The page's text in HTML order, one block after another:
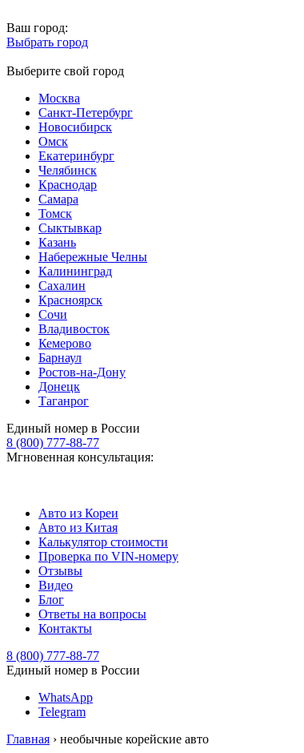
Ваш город:
Выбрать город
Выберите свой город
Москва
Санкт-Петербург
Новосибирск
Омск
Екатеринбург
Челябинск
Краснодар
Самара
Томск
Сыктывкар
Казань
Набережные Челны
Калининград
Сахалин
Красноярск
Сочи
Владивосток
Кемерово
Барнаул
Ростов-на-Дону
Донецк
Таганрог
Единый номер в России
8 (800) 777-88-77
Мгновенная консультация:
Авто из Кореи
Авто из Китая
Калькулятор стоимости
Проверка по VIN-номеру
Отзывы
Видео
Блог
Ответы на вопросы
Контакты
8 (800) 777-88-77
Единый номер в России
WhatsApp
Telegram
Главная › необычные корейские авто